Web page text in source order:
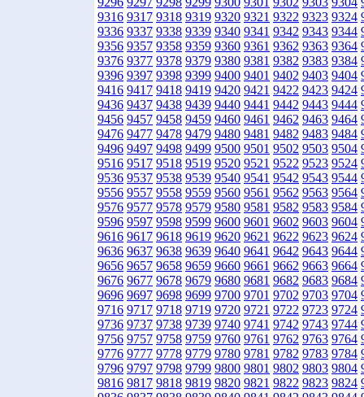
9316 9317 9318 9319 9320 9321 9322 9323 9324
9336 9337 9338 9339 9340 9341 9342 9343 9344
9356 9357 9358 9359 9360 9361 9362 9363 9364
9376 9377 9378 9379 9380 9381 9382 9383 9384
9396 9397 9398 9399 9400 9401 9402 9403 9404
9416 9417 9418 9419 9420 9421 9422 9423 9424
9436 9437 9438 9439 9440 9441 9442 9443 9444
9456 9457 9458 9459 9460 9461 9462 9463 9464
9476 9477 9478 9479 9480 9481 9482 9483 9484
9496 9497 9498 9499 9500 9501 9502 9503 9504
9516 9517 9518 9519 9520 9521 9522 9523 9524
9536 9537 9538 9539 9540 9541 9542 9543 9544
9556 9557 9558 9559 9560 9561 9562 9563 9564
9576 9577 9578 9579 9580 9581 9582 9583 9584
9596 9597 9598 9599 9600 9601 9602 9603 9604
9616 9617 9618 9619 9620 9621 9622 9623 9624
9636 9637 9638 9639 9640 9641 9642 9643 9644
9656 9657 9658 9659 9660 9661 9662 9663 9664
9676 9677 9678 9679 9680 9681 9682 9683 9684
9696 9697 9698 9699 9700 9701 9702 9703 9704
9716 9717 9718 9719 9720 9721 9722 9723 9724
9736 9737 9738 9739 9740 9741 9742 9743 9744
9756 9757 9758 9759 9760 9761 9762 9763 9764
9776 9777 9778 9779 9780 9781 9782 9783 9784
9796 9797 9798 9799 9800 9801 9802 9803 9804
9816 9817 9818 9819 9820 9821 9822 9823 9824